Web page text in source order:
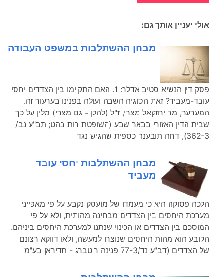
אולי יעניין אותך גם:
מבחן ההשתלבות במשפט העבודה
פסק דין הנשיא סטיב אדלר: 1. האם התקיימו בין הצדדים יחסי
עובד-מעביד? זאת הסוגיה השבה ועולה בפנינו בערעור זה.
המערער, מר יחזקאל מצרי, ז"ל (להלן - גם מצרי) מלין על כך
שבית הדין האזורי בבאר שבע (השופטת רות בהט; תב"ע נב/
362-3), דחה תובענה כספית שהגיש נגד
מבחן ההשתלבות יחסי עובד
מעביד
הלכה פסוקה היא כי מעמדו של מועסק נקבע על פי מאפייני
מערכת היחסים בין הצדדים מבחינה מהותית, ולא על פי
המוסכם בין הצדדים או הכינוי שנתנו למערכת היחסים ביניהם.
הקובע הוא מהות היחסים שנוצרו למעשה, ולאו דווקא רצונם
של הצדדים (דב"ע נד/77-3 פנינה רוטברג - תדיראן בע"מ